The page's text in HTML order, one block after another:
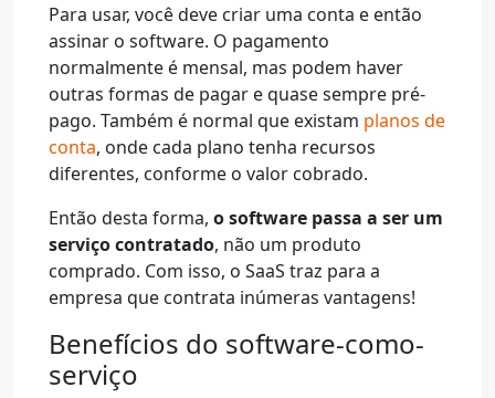
Para usar, você deve criar uma conta e então
assinar o software. O pagamento
normalmente é mensal, mas podem haver
outras formas de pagar e quase sempre pré-
pago. Também é normal que existam planos de
conta, onde cada plano tenha recursos
diferentes, conforme o valor cobrado.
Então desta forma, o software passa a ser um
serviço contratado, não um produto
comprado. Com isso, o SaaS traz para a
empresa que contrata inúmeras vantagens!
Benefícios do software-como-
serviço